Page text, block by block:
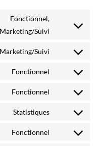
Fonctionnel,
Marketing/Suivi
Consent
service
google-
Marketing/Suivi
Consent
convertplus
Fonctionnel
Consent
wordpress
Fonctionnel
Consent
complianz
Statistiques
Consent
Fonctionnel
Consent